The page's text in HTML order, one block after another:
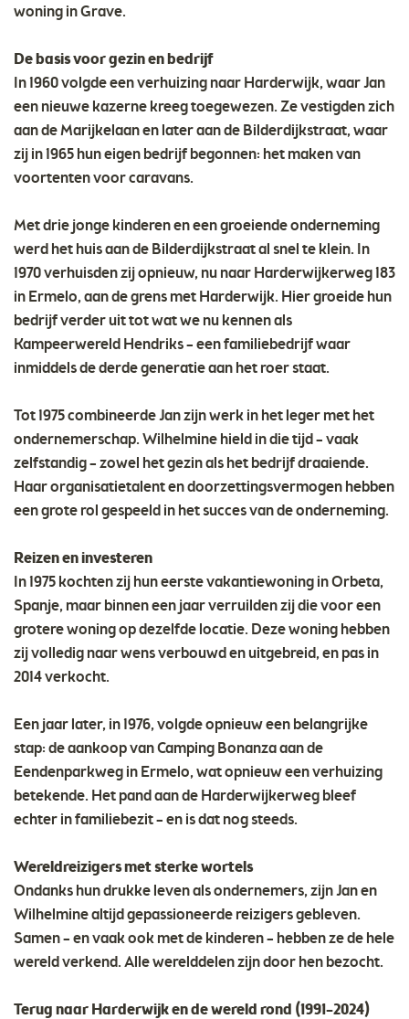
woning in Grave.
De basis voor gezin en bedrijf
In 1960 volgde een verhuizing naar Harderwijk, waar Jan
een nieuwe kazerne kreeg toegewezen. Ze vestigden zich
aan de Marijkelaan en later aan de Bilderdijkstraat, waar
zij in 1965 hun eigen bedrijf begonnen: het maken van
voortenten voor caravans.
Met drie jonge kinderen en een groeiende onderneming
werd het huis aan de Bilderdijkstraat al snel te klein. In
1970 verhuisden zij opnieuw, nu naar Harderwijkerweg 183
in Ermelo, aan de grens met Harderwijk. Hier groeide hun
bedrijf verder uit tot wat we nu kennen als
Kampeerwereld Hendriks – een familiebedrijf waar
inmiddels de derde generatie aan het roer staat.
Tot 1975 combineerde Jan zijn werk in het leger met het
ondernemerschap. Wilhelmine hield in die tijd – vaak
zelfstandig – zowel het gezin als het bedrijf draaiende.
Haar organisatietalent en doorzettingsvermogen hebben
een grote rol gespeeld in het succes van de onderneming.
Reizen en investeren
In 1975 kochten zij hun eerste vakantiewoning in Orbeta,
Spanje, maar binnen een jaar verruilden zij die voor een
grotere woning op dezelfde locatie. Deze woning hebben
zij volledig naar wens verbouwd en uitgebreid, en pas in
2014 verkocht.
Een jaar later, in 1976, volgde opnieuw een belangrijke
stap: de aankoop van Camping Bonanza aan de
Eendenparkweg in Ermelo, wat opnieuw een verhuizing
betekende. Het pand aan de Harderwijkerweg bleef
echter in familiebezit – en is dat nog steeds.
Wereldreizigers met sterke wortels
Ondanks hun drukke leven als ondernemers, zijn Jan en
Wilhelmine altijd gepassioneerde reizigers gebleven.
Samen – en vaak ook met de kinderen – hebben ze de hele
wereld verkend. Alle werelddelen zijn door hen bezocht.
Terug naar Harderwijk en de wereld rond (1991–2024)